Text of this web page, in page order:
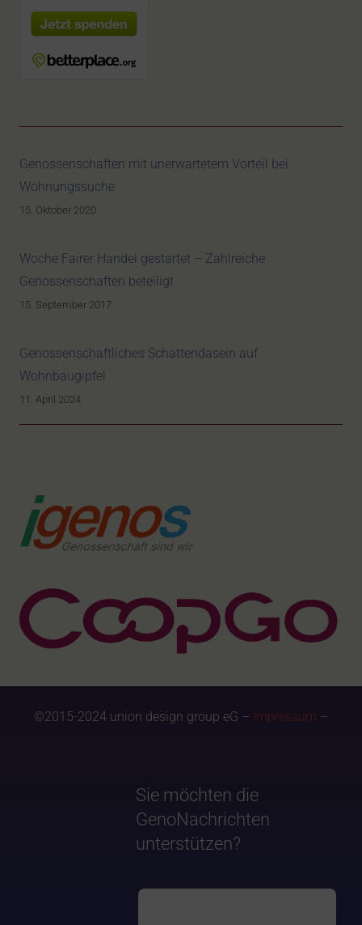
Genossenschaften mit unerwartetem Vorteil bei
Wohnungssuche
15. Oktober 2020
Woche Fairer Handel gestartet – Zahlreiche
Genossenschaften beteiligt
15. September 2017
Genossenschaftliches Schattendasein auf
Wohnbaugipfel
11. April 2024
©2015-2024 union design group eG – Impressum –
Sie möchten die
GenoNachrichten
unterstützen?